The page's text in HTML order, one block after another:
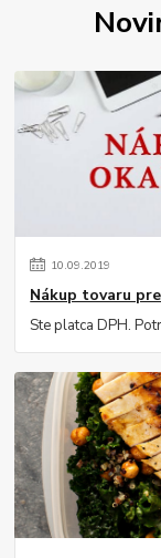
10.09.2019
Nákup tovaru
Ste platca DPH.